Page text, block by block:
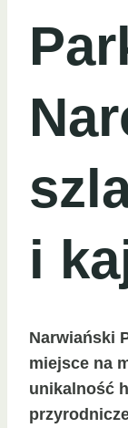
i
Narwiański
miejsce na
unikalność